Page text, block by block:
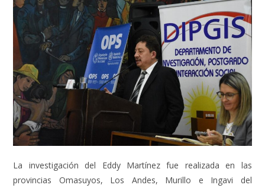
La investigación del Eddy Martínez fue realizada en las
provincias Omasuyos, Los Andes, Murillo e Ingavi del